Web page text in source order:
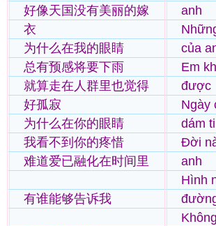
好像天国没有美丽的嫁
衣
为什么在我的眼睛
总有预感将要下雨
就算走在人群里也觉得
好孤寂
为什么在你的眼睛
我看不到你的疼惜
难道爱已融化在时间里
有谁能够告诉我
anh
của
Em
được
Ngày
dám
Đời
anh
Hình